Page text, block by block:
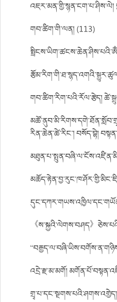
གབ་ཚིག་གི་ལན། (113)
གབ་ཚིག་རིག་པའི་རོལ་རྩེད།
རིན་ཆེན་ཚེ་རིང་། བསོད་བྷེ།
《ས་སྐྱའི་ལེགས་བཤད》
འདྲེ་རྫ་མ་མགོ།